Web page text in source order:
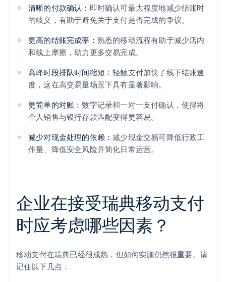
清晰的付款确认： 即时确认可最大程度地减少结账时
的歧义，有助于避免关于支付是否完成的争议。
更高的结账完成率： 熟悉的移动流程有助于减少店内
和线上摩擦，助力更多交易完成。
高峰时段排队时间缩短：轻触支付加快了线下结账速
度，这在高交易量场景下具有显著影响。
更简单的对账：数字记录和一对一支付确认，使得将
个人销售与银行存款匹配变得更容易。
减少对现金处理的依赖：减少现金交易可降低行政工
作量、降低安全风险并简化日常运营。
企业在接受瑞典移动支付
时应考虑哪些因素？
移动支付在瑞典已经很成熟，但如何实施仍然很重要。请
记住以下几点：